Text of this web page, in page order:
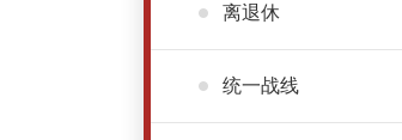
离退休
统一战线